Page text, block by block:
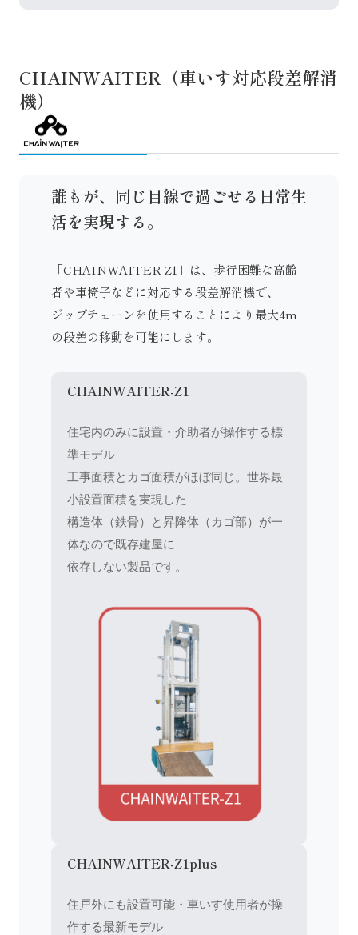
CHAINWAITER（車いす対応段差解消
機）
誰もが、同じ目線で過ごせる日常生
活を実現する。
「CHAINWAITER Z1」は、歩行困難な高齢
者や車椅子などに対応する段差解消機で、
ジップチェーンを使用することにより最大4m
の段差の移動を可能にします。
CHAINWAITER-Z1
住宅内のみに設置・介助者が操作する標
準モデル
工事面積とカゴ面積がほぼ同じ。世界最
小設置面積を実現した
構造体（鉄骨）と昇降体（カゴ部）が一
体なので既存建屋に
依存しない製品です。
CHAINWAITER-Z1plus
住戸外にも設置可能・車いす使用者が操
作する最新モデル